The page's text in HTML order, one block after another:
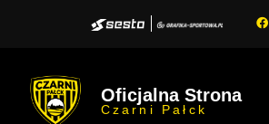
Oficjalna Strona
Czarni Pałck